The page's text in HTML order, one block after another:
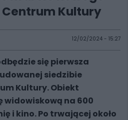
Kultury
12/02/2024 - 15:27
się pierwsza
siedzibie
Kultury. Obiekt
widowiskową na 600
i kino. Po trwającej około